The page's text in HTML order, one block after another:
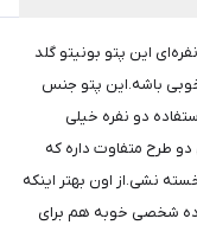
این پتو بونیتو گلد
باشه.این پتو جنس
و با ابعاد ۲۲۰ در ۲۴۰ برای استفاده دو نفره خیلی
طرح متفاوت داره که
نشی.از اون بهتر اینکه
شخصی خوبه هم برای